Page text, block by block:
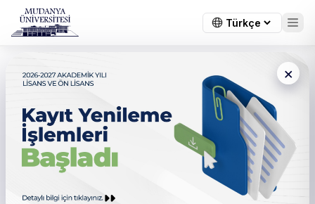
×
Cumhuriyet Başsavcısı
Ramazan Solmaz Mudanya
Üniversitesi’nde Gençlerle
Buluştu